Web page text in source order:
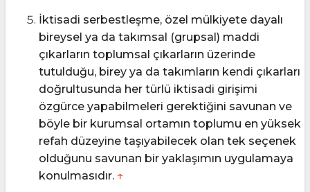
İktisadi serbestleşme, özel mülkiyete dayalı
bireysel ya da takımsal (grupsal) maddi
çıkarların toplumsal çıkarların üzerinde
tutulduğu, birey ya da takımların kendi çıkarları
doğrultusunda her türlü iktisadi girişimi
özgürce yapabilmeleri gerektiğini savunan ve
böyle bir kurumsal ortamın toplumu en yüksek
refah düzeyine taşıyabilecek olan tek seçenek
olduğunu savunan bir yaklaşımın uygulamaya
konulmasıdır. ↑